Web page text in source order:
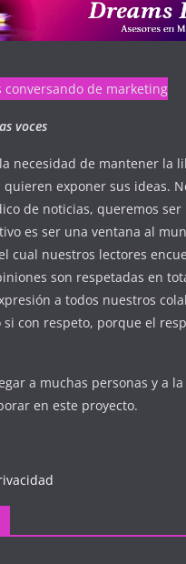
voces
necesidad de mantener la
exponer sus ideas.
de noticias, queremos ser
es ser una ventana al
cual nuestros lectores
son respetadas en
a todos nuestros
con respeto, porque el
a muchas personas y a
en este proyecto.